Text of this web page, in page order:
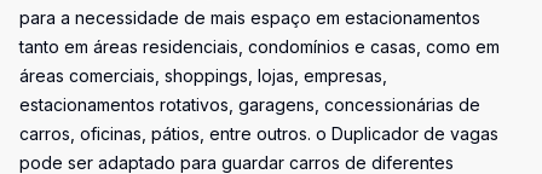
para a necessidade de mais espaço em estacionamentos
tanto em áreas residenciais, condomínios e casas, como em
áreas comerciais, shoppings, lojas, empresas,
estacionamentos rotativos, garagens, concessionárias de
carros, oficinas, pátios, entre outros. o Duplicador de vagas
pode ser adaptado para guardar carros de diferentes